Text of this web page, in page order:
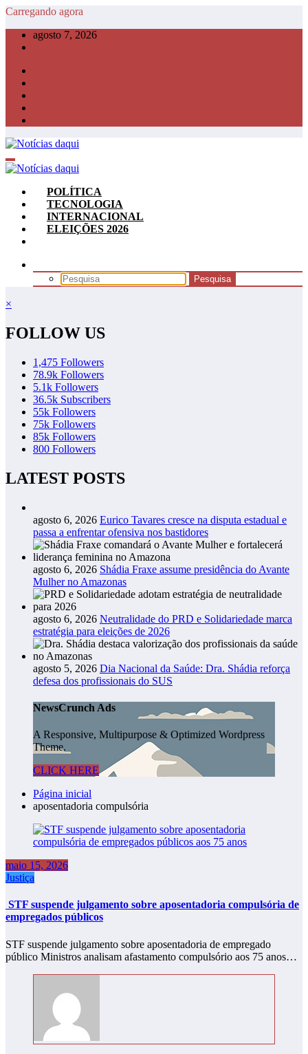
Pular
conteúdo
Carregando agora
agosto 7, 2026
POLÍTICA
TECNOLOGIA
INTERNACIONAL
ELEIÇÕES 2026
×
FOLLOW US
1,475 Followers
78.9k Followers
5.1k Followers
36.5k Subscribers
55k Followers
75k Followers
85k Followers
800 Followers
LATEST POSTS
agosto 6, 2026 Eurico Tavares cresce na disputa estadual e
passa a enfrentar ofensiva nos bastidores
agosto 6, 2026 Shádia Fraxe assume presidência do Avante
Mulher no Amazonas
agosto 6, 2026 Neutralidade do PRD e Solidariedade marca
estratégia para eleições de 2026
agosto 5, 2026 Dia Nacional da Saúde: Dra. Shádia reforça
defesa dos profissionais do SUS
NewsCrunch Ads
A Responsive, Multipurpose & Optimized Wordpress
Theme.
CLICK HERE
Página inicial
aposentadoria compulsória
maio 15, 2026
Justiça
STF suspende julgamento sobre aposentadoria compulsória de
empregados públicos
STF suspende julgamento sobre aposentadoria de empregado
público Ministros analisam afastamento compulsório aos 75 anos…